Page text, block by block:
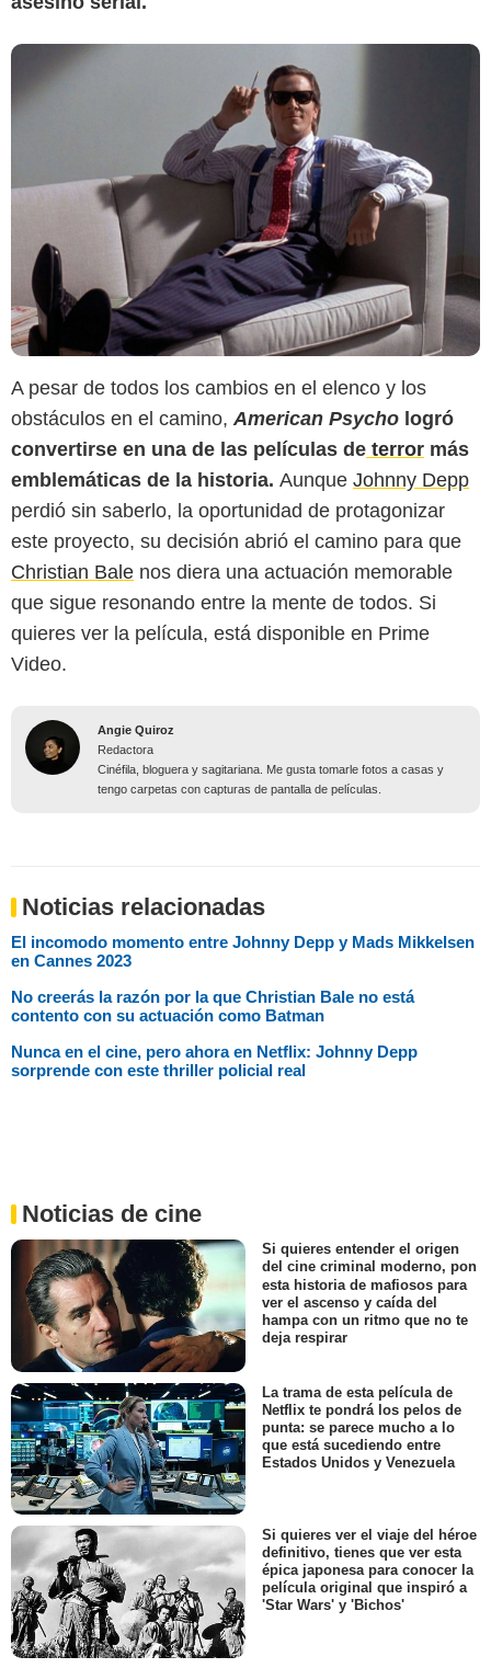
A pesar de todos los cambios en el elenco y los
obstáculos en el camino, American Psycho logró
convertirse en una de las películas de terror más
emblemáticas de la historia. Aunque Johnny Depp
perdió sin saberlo, la oportunidad de protagonizar
este proyecto, su decisión abrió el camino para que
Christian Bale nos diera una actuación memorable
que sigue resonando entre la mente de todos. Si
quieres ver la película, está disponible en Prime
Video.
Angie Quiroz
Redactora
Cinéfila, bloguera y sagitariana. Me gusta tomarle fotos a casas y
tengo carpetas con capturas de pantalla de películas.
Noticias relacionadas
El incomodo momento entre Johnny Depp y Mads Mikkelsen
en Cannes 2023
No creerás la razón por la que Christian Bale no está
contento con su actuación como Batman
Nunca en el cine, pero ahora en Netflix: Johnny Depp
sorprende con este thriller policial real
Noticias de cine
Si quieres entender el origen
del cine criminal moderno, pon
esta historia de mafiosos para
ver el ascenso y caída del
hampa con un ritmo que no te
deja respirar
La trama de esta película de
Netflix te pondrá los pelos de
punta: se parece mucho a lo
que está sucediendo entre
Estados Unidos y Venezuela
Si quieres ver el viaje del héroe
definitivo, tienes que ver esta
épica japonesa para conocer la
película original que inspiró a
'Star Wars' y 'Bichos'